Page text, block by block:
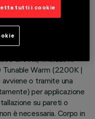
diretta, finalizzato
Tunable Warm (2200K |
o tramite una
per applicazione
su pareti o
è necessaria. Corpo in
tutti i cookie